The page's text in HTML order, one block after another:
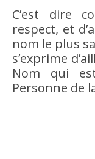
C’est dire
respect, et
nom le plus
s’exprime
Nom qui
Personne de